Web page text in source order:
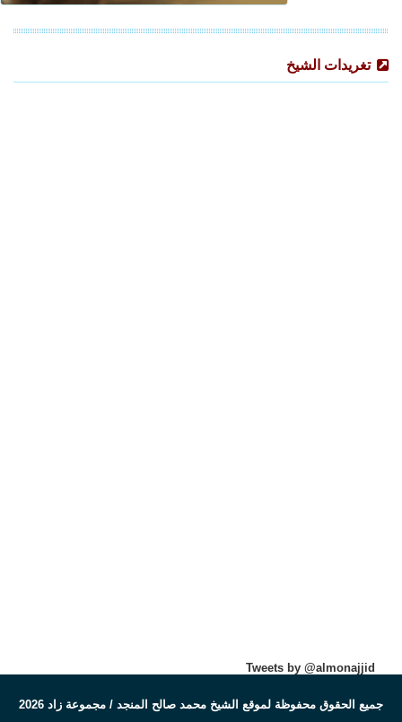
تغريدات الشيخ
Tweets by @almonajjid
جميع الحقوق محفوظة لموقع الشيخ محمد صالح المنجد / مجموعة زاد 2026